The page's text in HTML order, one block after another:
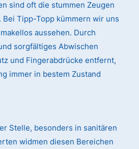
sind oft die stummen Zeugen
Bei Tipp-Topp kümmern wir uns
aussehen. Durch
sorgfältiges Abwischen
und Fingerabdrücke entfernt,
immer in bestem Zustand
Stelle, besonders in sanitären
widmen diesen Bereichen